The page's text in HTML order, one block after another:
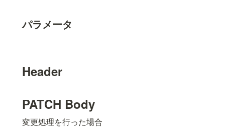
パラメータ
Header
PATCH Body
変更処理を行った場合